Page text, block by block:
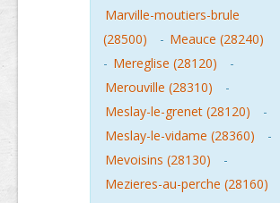
Marville-moutiers-brule
(28500)
- Meauce (28240)
- Mereglise (28120)
-
Merouville (28310)
-
Meslay-le-grenet (28120)
-
Meslay-le-vidame (28360)
-
Mevoisins (28130)
-
Mezieres-au-perche (28160)